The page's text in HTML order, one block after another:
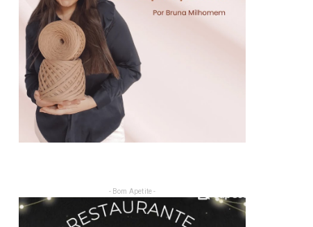
- Bom Apetite -